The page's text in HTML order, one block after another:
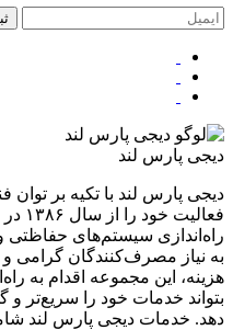
دیجی پارس لند
دیجی پارس لند با تکیه بر
راه‌اندازی سیستم‌های حفاظتی
به نیاز مصرف‌کنندگان گرامی
هزینه، این مجموعه اقدام به
بتواند خدمات خود را سریع‌تر و
دهد. خدمات دیجی پارس لند